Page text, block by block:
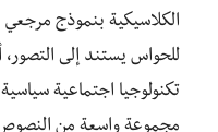
الكلاسيكية بنموذج
للحواس يستند إلى التصور،
تكنولوجيا اجتماعية
مجموعة واسعة من النصوص